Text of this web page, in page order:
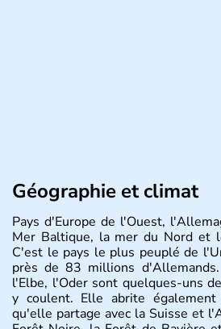
Géographie et climat
Pays d'Europe de l'Ouest,
Mer Baltique, la mer du Nord et
C'est le pays le plus peuplé de
près de 83 millions
l'Elbe, l'Oder sont quelques-uns
y coulent. Elle abrite
qu'elle partage avec la Suisse et